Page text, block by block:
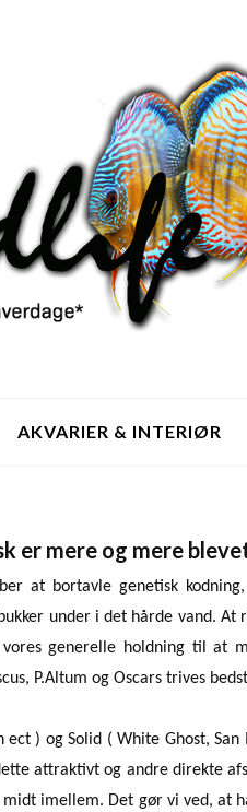
AKVARIER & INTERIØR
er mere og mere
at bortavle genetisk
under i det hårde vand.
generelle holdning til
P.Altum og Oscars trives
ect ) og Solid ( White Ghost,
attraktivt og andre direkte
imellem. Det gør vi ved,